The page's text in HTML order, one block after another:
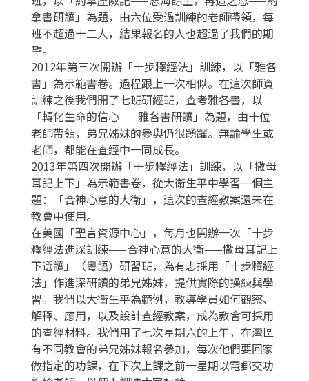
拿書研讀」為題，由六位受過訓練的老師帶領，每
班不超過十二人，結果報名的人也超過了我們的期
望。
2012年第三次開辦「十步釋經法」訓練，以「雅各
書」為示範書卷。過程跟上一次相似。在這次師資
訓練之後我們開了七班研經班，查考雅各書，以
「轉化生命的信心——雅各書研讀」為題，由十位
老師帶領，弟兄姊妹的參與仍很踴躍。無論學生或
老師，都能在查經中一同成長。
2013年第四次開辦「十步釋經法」訓練，以「撒母
耳記上下」為示範書卷，從大衛生平中學習一個主
題：「合神心意的大衛」，這次的查經教案還未在
教會中使用。
在美國「聖言資源中心」，每月也開辦一次「十步
釋經法進深訓練——合神心意的大衛——撒母耳記上
下選讀」（粵語）研習班，為有志採用「十步釋經
法」作進深研讀的弟兄姊妹，提供實際的操練與學
習。我們以大衛生平為範例，教導學員如何觀察、
解釋、應用，以及設計查經教案，成為教會可採用
的查經材料。我們用了七次星期六的上午，在灣區
有不同教會的弟兄姊妹報名參加，每次他們要回家
做指定的功課，在下次上課之前一星期以電郵交功